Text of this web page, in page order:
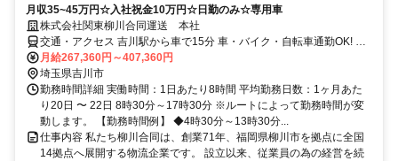
月収35~45万円☆入社祝金10万円☆日勤のみ☆専用車
株式会社関東柳川合同運送 本社
交通・アクセス 吉川駅から車で15分 車・バイク・自転車通勤OK! 無
料駐車場完備
月給267,360円～407,360円
埼玉県吉川市
勤務時間詳細 実働時間：1日あたり8時間 平均勤務日数：1ヶ月あた
り20日 〜 22日 8時30分～17時30分 ※ルートによって勤務時間が変
動します。 【勤務時間例】 ◆4時30分～13時30分...
仕事内容 私たち柳川合同は、創業71年、福岡県柳川市を拠点に全国
14拠点へ展開する物流企業です。 設立以来、従業員の為の経営を続